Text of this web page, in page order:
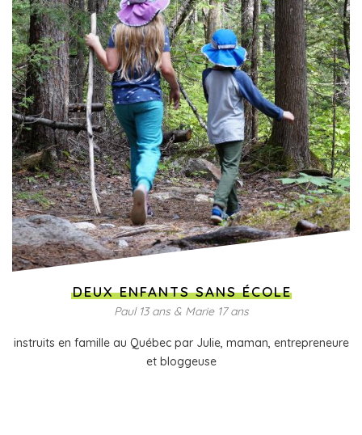
DEUX ENFANTS SANS ÉCOLE
Paul 13 ans & Marie 17 ans
instruits en famille au Québec par Julie, maman, entrepreneure
et bloggeuse